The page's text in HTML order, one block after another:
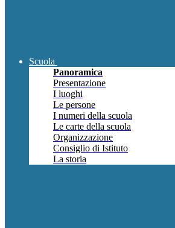
Scuola
Panoramica
Presentazione
I luoghi
Le persone
I numeri della scuola
Le carte della scuola
Organizzazione
Consiglio di Istituto
La storia